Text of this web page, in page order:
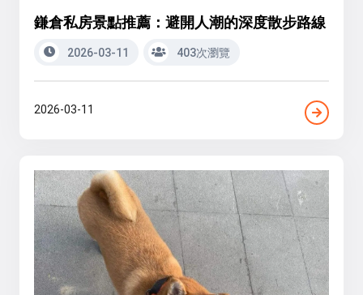
鎌倉私房景點推薦：避開人潮的深度散步路線
2026-03-11 403次瀏覽
2026-03-11